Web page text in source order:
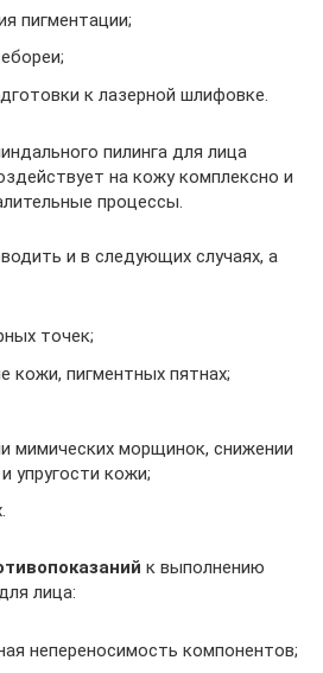
пигментации;
к лазерной шлифовке.
пилинга для лица
на кожу комплексно и
процессы.
и в следующих случаях, а
точек;
кожи, пигментных пятнах;
мимических морщинок, снижении
упругости кожи;
к выполнению
лица:
непереносимость компонентов;